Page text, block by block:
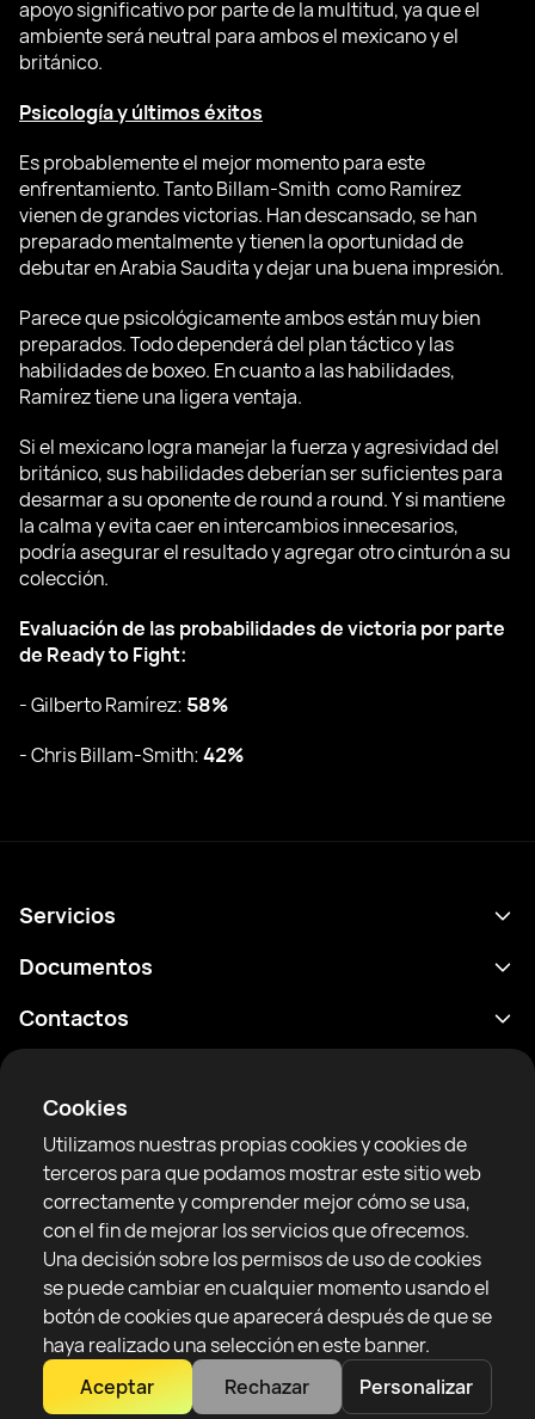
Cookies
Utilizamos nuestras propias cookies y cookies de
terceros para que podamos mostrar este sitio web
correctamente y comprender mejor cómo se usa,
con el fin de mejorar los servicios que ofrecemos.
Una decisión sobre los permisos de uso de cookies
se puede cambiar en cualquier momento usando el
botón de cookies que aparecerá después de que se
haya realizado una selección en este banner.
Aceptar
Rechazar Personalizar
apoyo significativo por parte de la multitud, ya que el
ambiente será neutral para ambos el mexicano y el
británico.
Psicología y últimos éxitos
Es probablemente el mejor momento para este
enfrentamiento. Tanto Billam-Smith como Ramírez
vienen de grandes victorias. Han descansado, se han
preparado mentalmente y tienen la oportunidad de
debutar en Arabia Saudita y dejar una buena impresión.
Parece que psicológicamente ambos están muy bien
preparados. Todo dependerá del plan táctico y las
habilidades de boxeo. En cuanto a las habilidades,
Ramírez tiene una ligera ventaja.
Si el mexicano logra manejar la fuerza y agresividad del
británico, sus habilidades deberían ser suficientes para
desarmar a su oponente de round a round. Y si mantiene
la calma y evita caer en intercambios innecesarios,
podría asegurar el resultado y agregar otro cinturón a su
colección.
Evaluación de las probabilidades de victoria por parte
de Ready to Fight:
-Gilberto Ramírez: 58%
-Chris Billam-Smith:42%
RTF United service limited
6 Burrows court, Liverpool, Reino Unido
Servicios
Calendario
Clasificaciones
Noticias
Artículos
Sparring Finder
Documentos
Política de privacidad
Condiciones de uso
Reglas de la comunidad
Contactos